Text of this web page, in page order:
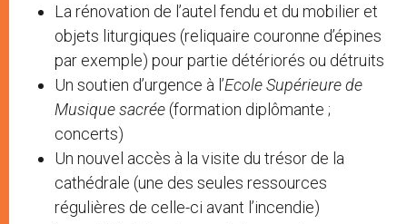
La rénovation de l’autel fendu et du mobilier et
objets liturgiques (reliquaire couronne d’épines
par exemple) pour partie détériorés ou détruits
Un soutien d’urgence à l’Ecole Supérieure de
Musique sacrée (formation diplômante ;
concerts)
Un nouvel accès à la visite du trésor de la
cathédrale (une des seules ressources
régulières de celle-ci avant l’incendie)